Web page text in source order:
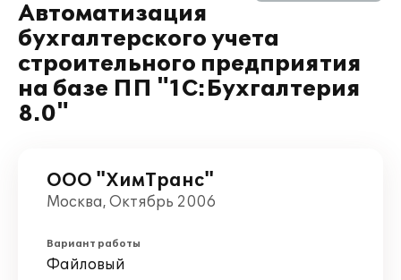
Автоматизация
бухгалтерского учета
строительного предприятия
на базе ПП "1С:Бухгалтерия
8.0"
ООО "ХимТранс"
Москва, Октябрь 2006
Вариант работы
Файловый